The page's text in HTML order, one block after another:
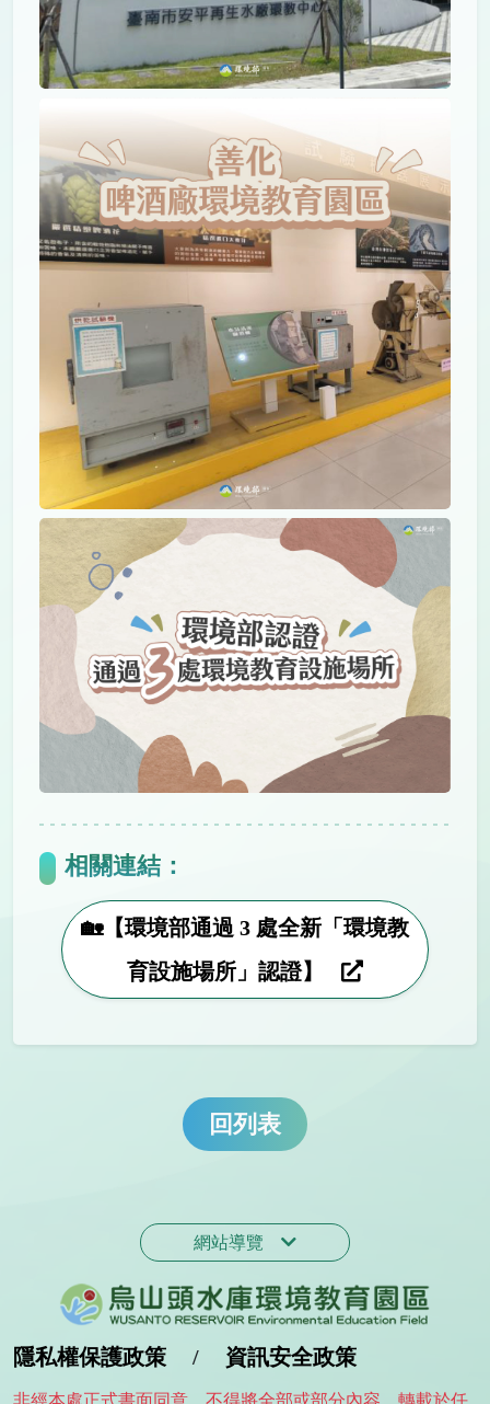
相關連結：
🏡【環境部通過 3 處全新「環境教
育設施場所」認證】
回列表
網站導覽
隱私權保護政策 / 資訊安全政策